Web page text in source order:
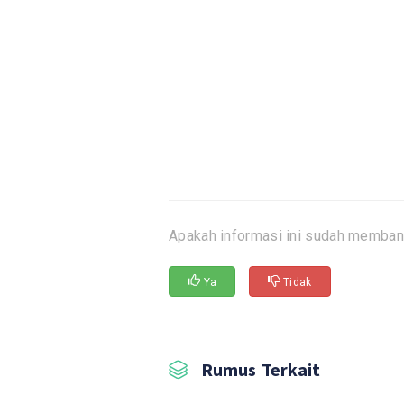
Apakah informasi ini sudah
Ya Tidak
Rumus Terkait